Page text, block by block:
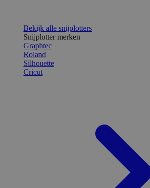
Bekijk alle snijplotters
Snijplotter merken
Graphtec
Roland
Silhouette
Cricut